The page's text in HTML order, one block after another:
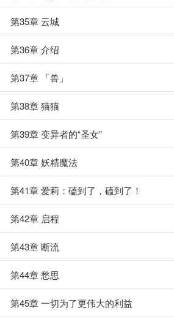
第35章 云城
第36章 介绍
第37章 「兽」
第38章 猫猫
第39章 变异者的“圣女”
第40章 妖精魔法
第41章 爱莉：磕到了，磕到了！
第42章 启程
第43章 断流
第44章 愁思
第45章 一切为了更伟大的利益